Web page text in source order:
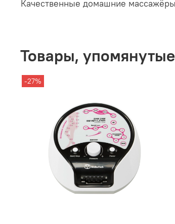
Качественные домашние
Товары, упомянутые
-27%